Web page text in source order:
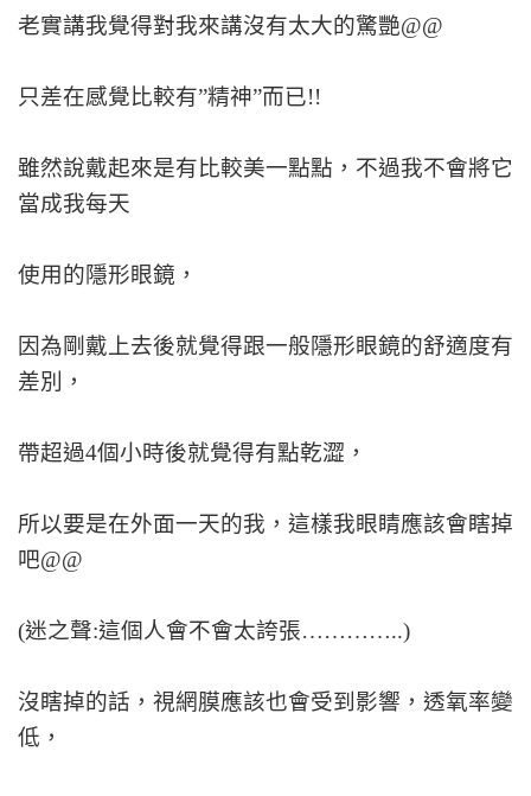
老實講我覺得對我來講沒有太大的驚艷@@
只差在感覺比較有”精神”而已!!
雖然說戴起來是有比較美一點點，不過我不會將它
當成我每天
使用的隱形眼鏡，
因為剛戴上去後就覺得跟一般隱形眼鏡的舒適度有
差別，
帶超過4個小時後就覺得有點乾澀，
所以要是在外面一天的我，這樣我眼睛應該會瞎掉
吧@@
(迷之聲:這個人會不會太誇張…………..)
沒瞎掉的話，視網膜應該也會受到影響，透氧率變
低，